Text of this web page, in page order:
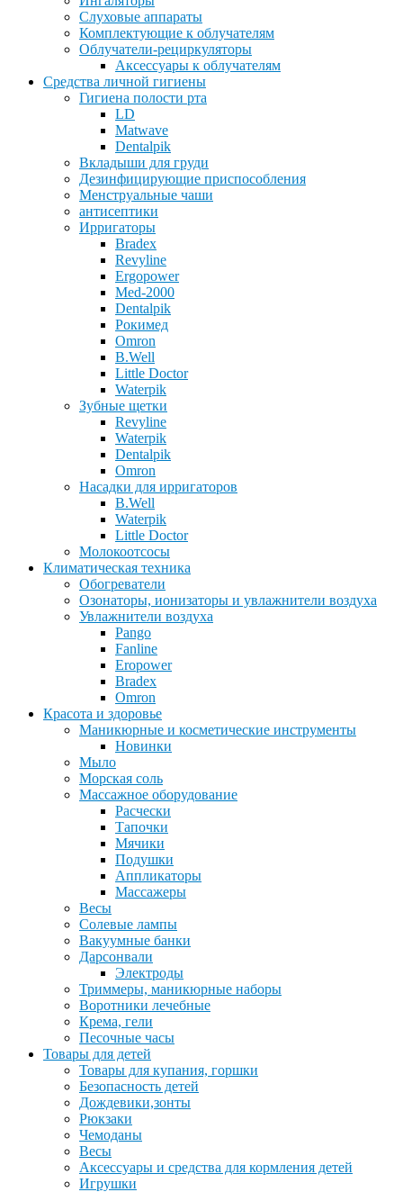
Слуховые аппараты
Комплектующие к облучателям
Облучатели-рециркуляторы
Аксессуары к облучателям
Средства личной гигиены
Гигиена полости рта
LD
Matwave
Dentalpik
Вкладыши для груди
Дезинфицирующие приспособления
Менструальные чаши
антисептики
Ирригаторы
Bradex
Revyline
Ergopower
Med-2000
Dentalpik
Рокимед
Omron
B.Well
Little Doctor
Waterpik
Зубные щетки
Revyline
Waterpik
Dentalpik
Omron
Насадки для ирригаторов
B.Well
Waterpik
Little Doctor
Молокоотсосы
Климатическая техника
Обогреватели
Озонаторы, ионизаторы и увлажнители воздуха
Увлажнители воздуха
Pango
Fanline
Eropower
Bradex
Omron
Красота и здоровье
Маникюрные и косметические инструменты
Новинки
Мыло
Морская соль
Массажное оборудование
Расчески
Тапочки
Мячики
Подушки
Аппликаторы
Массажеры
Весы
Солевые лампы
Вакуумные банки
Дарсонвали
Электроды
Триммеры, маникюрные наборы
Воротники лечебные
Крема, гели
Песочные часы
Товары для детей
Товары для купания, горшки
Безопасность детей
Дождевики,зонты
Рюкзаки
Чемоданы
Весы
Аксессуары и средства для кормления детей
Игрушки